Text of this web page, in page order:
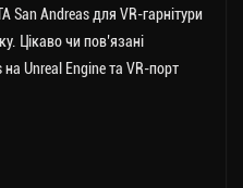
San Andreas для VR-гарнітури
Цікаво чи пов’язані
на Unreal Engine та VR-порт